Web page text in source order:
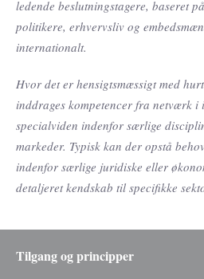
ledende beslutningstagere, baseret
politikere, erhvervsliv og
internationalt.
Hvor det er hensigtsmæssigt med
inddrages kompetencer fra netværk i
specialviden indenfor særlige
markeder. Typisk kan der opstå
indenfor særlige juridiske eller
detaljeret kendskab til specifikke
Tilgang og principper